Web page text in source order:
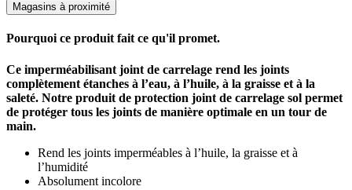
Magasins à proximité
Pourquoi ce produit fait ce qu'il promet.
Ce imperméabilisant joint de carrelage rend les joints
complètement étanches à l’eau, à l’huile, à la graisse et à la
saleté. Notre produit de protection joint de carrelage sol permet
de protéger tous les joints de manière optimale en un tour de
main.
Rend les joints imperméables à l’huile, la graisse et à
l’humidité
Absolument incolore